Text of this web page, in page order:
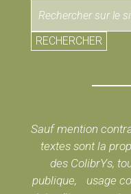
RECHERCHER
Sauf mention
textes sont la
des ColibrYs,
publique, usage